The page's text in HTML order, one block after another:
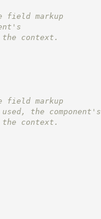
markup
the context.
markup
the component's
the context.